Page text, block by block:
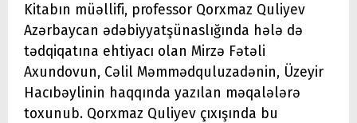
Kitabın müəllifi, professor Qorxmaz Quliyev
Azərbaycan ədəbiyyatşünaslığında hələ də
tədqiqatına ehtiyacı olan Mirzə Fətəli
Axundovun, Cəlil Məmmədquluzadənin, Üzeyir
Hacıbəylinin haqqında yazılan məqalələrə
toxunub. Qorxmaz Quliyev çıxışında bu